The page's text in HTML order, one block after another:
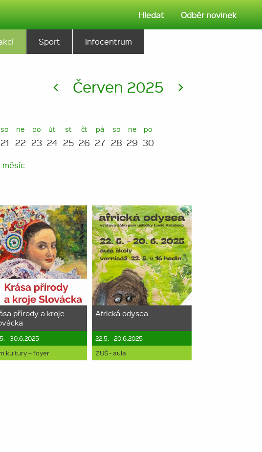
Hledat Odběr novinek
Sport Infocentrum
< Červen 2025 >
so
21
ne
22
po
23
út
24
st
25
čt
26
pá
27
so
28
ne
29
po
30
přírody a kroje
- 30.6.2025
kultury – foyer
Africká odysea
22.5. - 20.6.2025
ZUŠ - aula